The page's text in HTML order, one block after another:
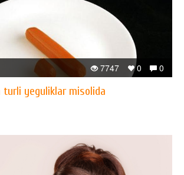
0
0
7747
turli yeguliklar misolida